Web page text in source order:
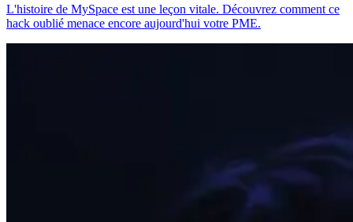
L'histoire de MySpace est une leçon vitale. Découvrez comment ce
hack oublié menace encore aujourd'hui votre PME.